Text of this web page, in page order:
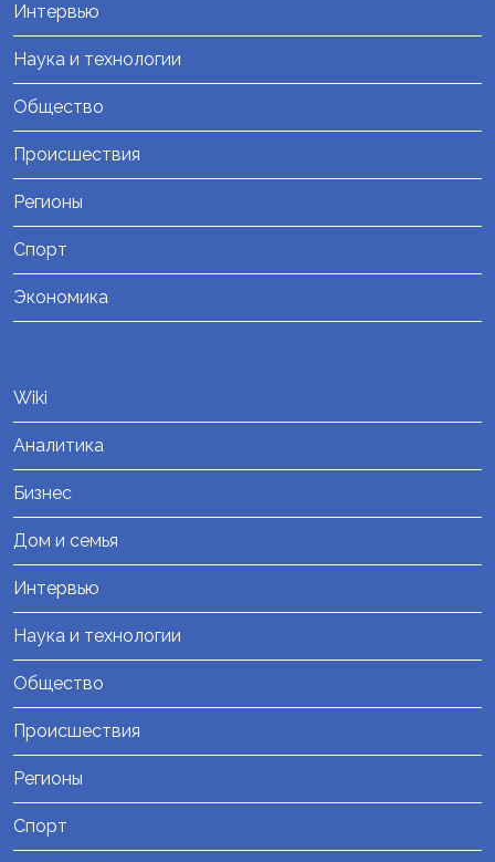
Интервью
Наука и технологии
Общество
Происшествия
Регионы
Спорт
Экономика
Wiki
Аналитика
Бизнес
Дом и семья
Интервью
Наука и технологии
Общество
Происшествия
Регионы
Спорт